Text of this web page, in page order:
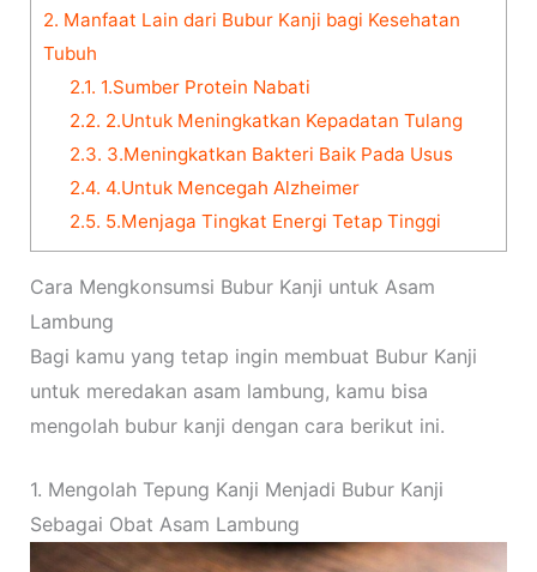
2. Manfaat Lain dari Bubur Kanji bagi Kesehatan
Tubuh
2.1. 1.Sumber Protein Nabati
2.2. 2.Untuk Meningkatkan Kepadatan Tulang
2.3. 3.Meningkatkan Bakteri Baik Pada Usus
2.4. 4.Untuk Mencegah Alzheimer
2.5. 5.Menjaga Tingkat Energi Tetap Tinggi
Cara Mengkonsumsi Bubur Kanji untuk Asam
Lambung
Bagi kamu yang tetap ingin membuat Bubur Kanji
untuk meredakan asam lambung, kamu bisa
mengolah bubur kanji dengan cara berikut ini.
1. Mengolah Tepung Kanji Menjadi Bubur Kanji
Sebagai Obat Asam Lambung